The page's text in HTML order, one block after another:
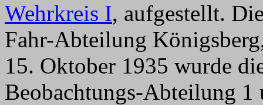
Wehrkreis I, aufgestellt.
Fahr-Abteilung
15. Oktober 1935 wurde
Beobachtungs-Abteilung